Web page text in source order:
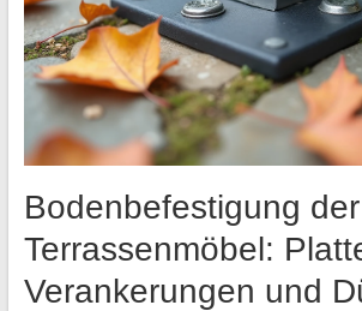
Bodenbefestigung der
Terrassenmöbel:
Verankerungen und